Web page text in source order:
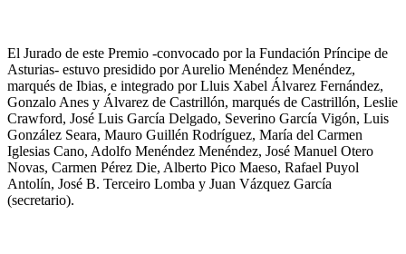
El Jurado de este Premio -convocado por la Fundación Príncipe de
Asturias- estuvo presidido por Aurelio Menéndez Menéndez,
marqués de Ibias, e integrado por Lluis Xabel Álvarez Fernández,
Gonzalo Anes y Álvarez de Castrillón, marqués de Castrillón, Leslie
Crawford, José Luis García Delgado, Severino García Vigón, Luis
González Seara, Mauro Guillén Rodríguez, María del Carmen
Iglesias Cano, Adolfo Menéndez Menéndez, José Manuel Otero
Novas, Carmen Pérez Die, Alberto Pico Maeso, Rafael Puyol
Antolín, José B. Terceiro Lomba y Juan Vázquez García
(secretario).